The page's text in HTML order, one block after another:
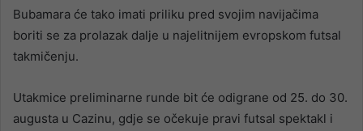
Bubamara će tako imati priliku pred svojim navijačima
boriti se za prolazak dalje u najelitnijem evropskom futsal
takmičenju.
Utakmice preliminarne runde bit će odigrane od 25. do 30.
augusta u Cazinu, gdje se očekuje pravi futsal spektakl i